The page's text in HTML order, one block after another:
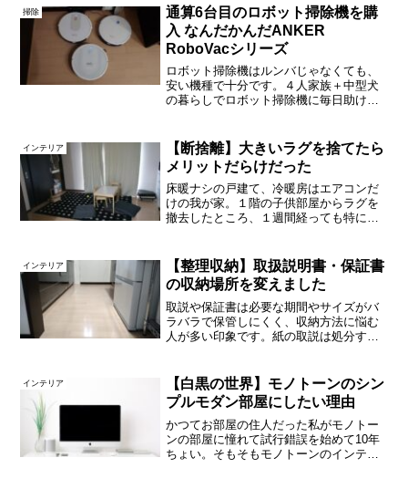
掃除
通算6台目のロボット掃除機を購
入 なんだかんだANKER
RoboVacシリーズ
ロボット掃除機はルンバじゃなくても、
安い機種で十分です。４人家族＋中型犬
の暮らしでロボット掃除機に毎日助けて
ーの製品をリピートしました。６台目と
して迎えたANKER R...
インテリア
【断捨離】大きいラグを捨てたら
メリットだらけだった
床暖ナシの戸建て、冷暖房はエアコンだ
けの我が家。１階の子供部屋からラグを
撤去したところ、１週間経っても特に問
いメリットとデメリットがより明確に↑ラ
グありの様子。１階のL...
インテリア
【整理収納】取扱説明書・保証書
の収納場所を変えました
取説や保証書は必要な期間やサイズがバ
ラバラで保管しにくく、収納方法に悩む
人が多い印象です。紙の取説は処分す
ているケースがあったりして、完全に紙
の取説をなくしてしまうこと...
インテリア
【白黒の世界】モノトーンのシン
プルモダン部屋にしたい理由
かつてお部屋の住人だった私がモノトー
ンの部屋に憧れて試行錯誤を始めて10年
ちょい。そもそもモノトーンのインテリ